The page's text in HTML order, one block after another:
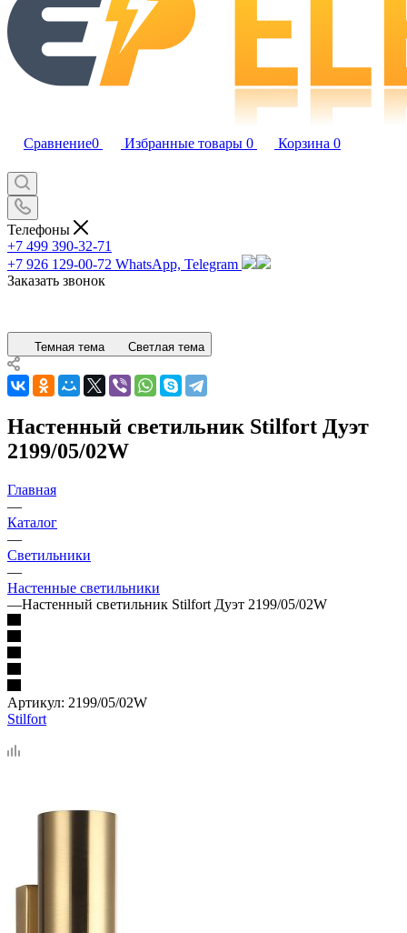
Сравнение0 Избранные товары 0 Корзина 0
Телефоны
+7 499 390-32-71
+7 926 129-00-72 WhatsApp, Telegram
Заказать звонок
Темная тема Светлая тема
Настенный светильник Stilfort Дуэт
2199/05/02W
Главная
—
Каталог
—
Светильники
—
Настенные светильники
—Настенный светильник Stilfort Дуэт 2199/05/02W
Артикул: 2199/05/02W
Stilfort